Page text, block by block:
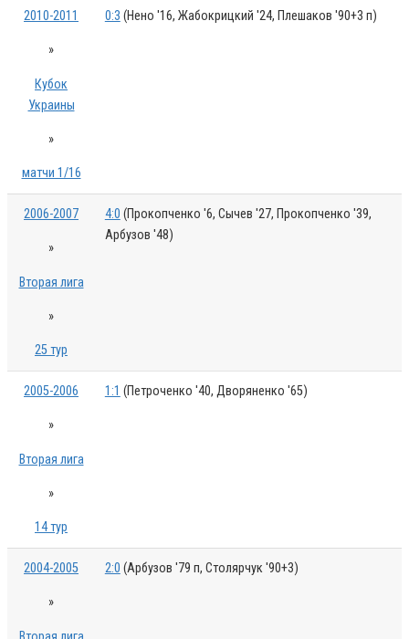
2010-2011
»
Кубок
Украины
»
матчи 1/16
0:3 (Нено '16, Жабокрицкий '24, Плешаков '90+3 п)
2006-2007
»
Вторая лига
»
25 тур
4:0 (Прокопченко '6, Сычев '27, Прокопченко '39,
Арбузов '48)
2005-2006
»
Вторая лига
»
14 тур
1:1 (Петроченко '40, Дворяненко '65)
2004-2005
»
2:0 (Арбузов '79 п, Столярчук '90+3)